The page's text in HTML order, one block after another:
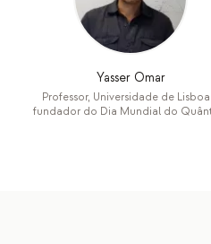
Yasser Omar
Professor, Universidade de
fundador do Dia Mundial do